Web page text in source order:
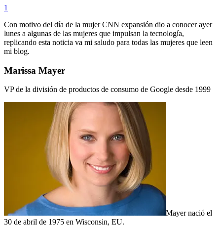
1
Con motivo del día de la mujer CNN expansión dio a conocer ayer
lunes a algunas de las mujeres que impulsan la tecnología,
replicando esta noticia va mi saludo para todas las mujeres que leen
mi blog.
Marissa Mayer
VP de la división de productos de consumo de Google desde 1999
Mayer nació el
30 de abril de 1975 en Wisconsin, EU.